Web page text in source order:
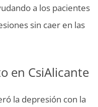
a los pacientes
sin caer en las
en CsiAlicante
la depresión con la